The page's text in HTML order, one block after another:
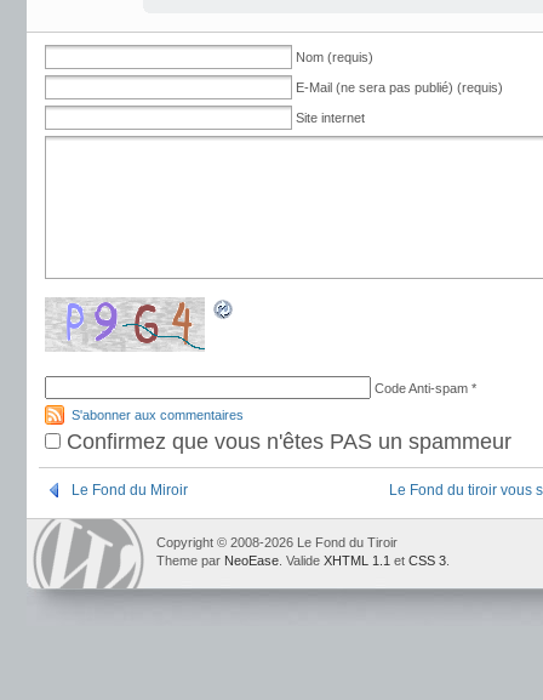
Nom (requis)
E-Mail (ne sera pas publié) (requis)
Site internet
Code Anti-spam *
S'abonner aux commentaires
Confirmez que vous n'êtes PAS un spammeur
Le Fond du Miroir Le Fond du tiroir vous
Copyright © 2008-2026 Le Fond du Tiroir
Theme par NeoEase . Valide XHTML 1.1 et CSS 3